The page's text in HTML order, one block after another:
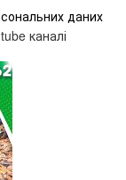
даних
каналі